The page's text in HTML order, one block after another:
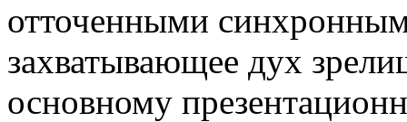
отточенными
захватывающее дух
основному